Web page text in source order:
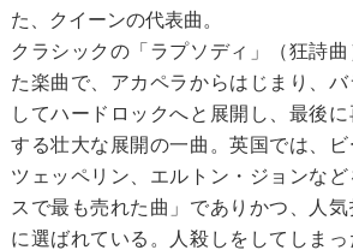
た、クイーンの代表曲。
クラシックの「ラプソディ」（狂詩
た楽曲で、アカペラからはじまり、
してハードロックへと展開し、最後
する壮大な展開の一曲。英国では、ビ
ツェッペリン、エルトン・ジョンなど
スで最も売れた曲」でありかつ、人気
に選ばれている。人殺しをしてしま